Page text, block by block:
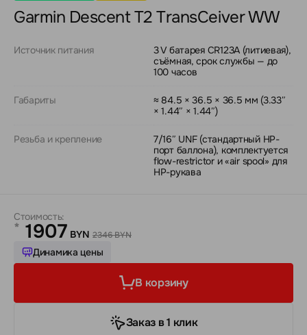
Garmin Descent T2 TransCeiver WW
Источник питания
3 V батарея CR123A (литиевая),
съёмная, срок службы — до
100 часов
Габариты
≈ 84.5 × 36.5 × 36.5 мм (3.33″
× 1.44″ × 1.44″)
Резьба и крепление
7/16″ UNF (стандартный HP-
порт баллона), комплектуется
flow-restrictor и «air spool» для
HP-рукава
Стоимость:
* 1907 BYN 2346 BYN
Динамика цены
В корзину
Заказ в 1 клик